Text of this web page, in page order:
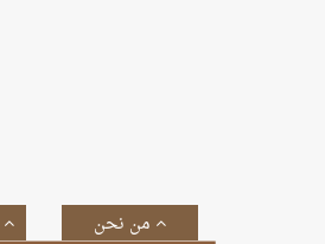
من نحن